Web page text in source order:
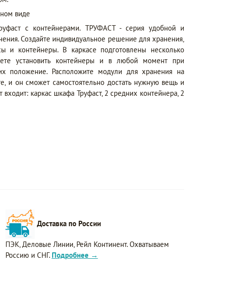
виде
с контейнерами. ТРУФАСТ - серия удобной и
Создайте индивидуальное решение для хранения,
и контейнеры. В каркасе подготовлены несколько
установить контейнеры и в любой момент при
положение. Расположите модули для хранения на
и он сможет самостоятельно достать нужную вещь и
входит: каркас шкафа Труфаст, 2 средних контейнера, 2
Доставка по России
ПЭК, Деловые Линии, Рейл Континент. Охватываем
Россию и СНГ. Подробнее →